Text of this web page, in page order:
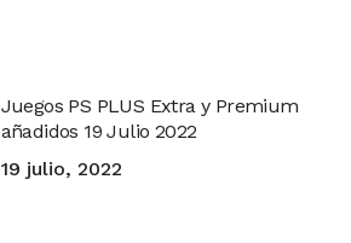
Juegos PS PLUS Extra y Premium
añadidos 19 Julio 2022
19 julio, 2022